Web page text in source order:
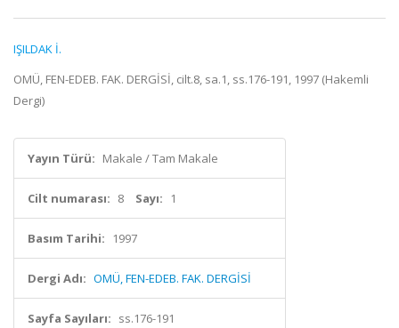
IŞILDAK İ.
OMÜ, FEN-EDEB. FAK. DERGİSİ, cilt.8, sa.1, ss.176-191, 1997 (Hakemli
Dergi)
Yayın Türü: Makale / Tam Makale
Cilt numarası: 8 Sayı: 1
Basım Tarihi: 1997
Dergi Adı: OMÜ, FEN-EDEB. FAK. DERGİSİ
Sayfa Sayıları: ss.176-191